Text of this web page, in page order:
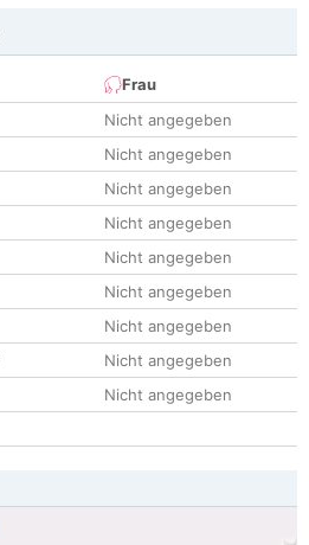
Frau
Nicht angegeben
Nicht angegeben
Nicht angegeben
Nicht angegeben
Nicht angegeben
Nicht angegeben
Nicht angegeben
Nicht angegeben
Nicht angegeben